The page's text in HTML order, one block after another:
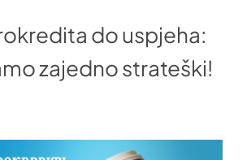
do uspjeha:
zajedno strateški!